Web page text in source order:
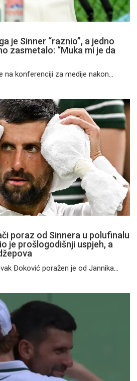
je Sinner “raznio”, a jedno
zasmetalo: “Muka mi je da
na konferenciji za medije nakon...
poraz od Sinnera u polufinalu
je prošlogodišnji uspjeh, a
Đoković poražen je od Jannika...